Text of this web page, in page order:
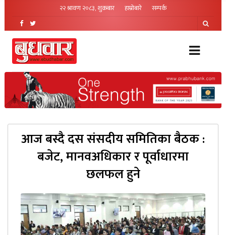
२२ श्रावण २०८३, शुक्रबार हाम्रोबारे सम्पर्क
आज बस्दै दस संसदीय समितिका बैठक :
बजेट, मानवअधिकार र पूर्वाधारमा
छलफल हुने